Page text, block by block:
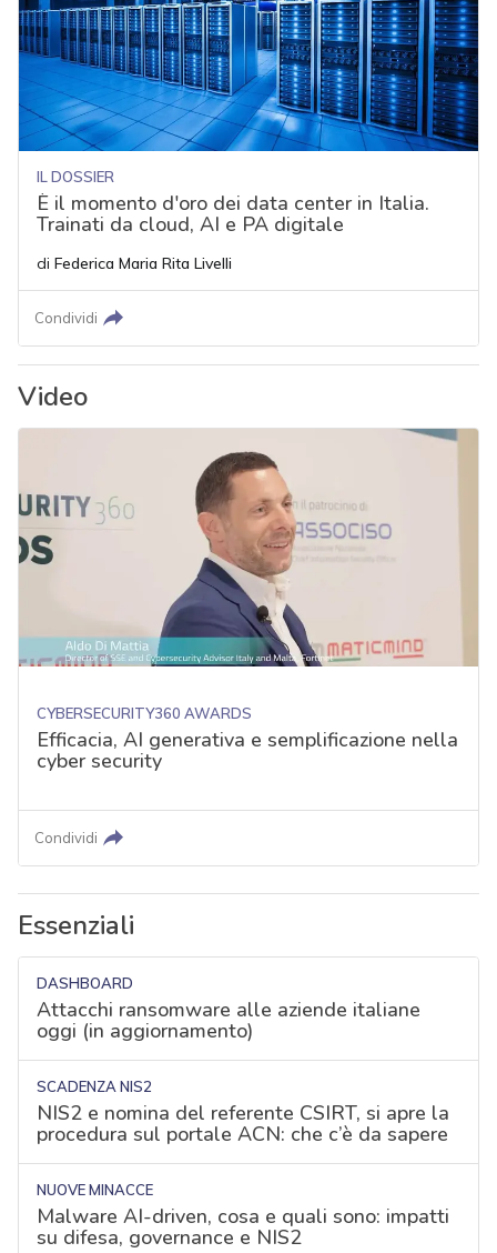
IL DOSSIER
È il momento d'oro dei data center in Italia.
Trainati da cloud, AI e PA digitale
di Federica Maria Rita Livelli
Condividi
Video
CYBERSECURITY360 AWARDS
Efficacia, AI generativa e semplificazione nella
cyber security
Condividi
Essenziali
DASHBOARD
Attacchi ransomware alle aziende italiane
oggi (in aggiornamento)
SCADENZA NIS2
NIS2 e nomina del referente CSIRT, si apre la
procedura sul portale ACN: che c’è da sapere
NUOVE MINACCE
Malware AI-driven, cosa e quali sono: impatti
su difesa, governance e NIS2